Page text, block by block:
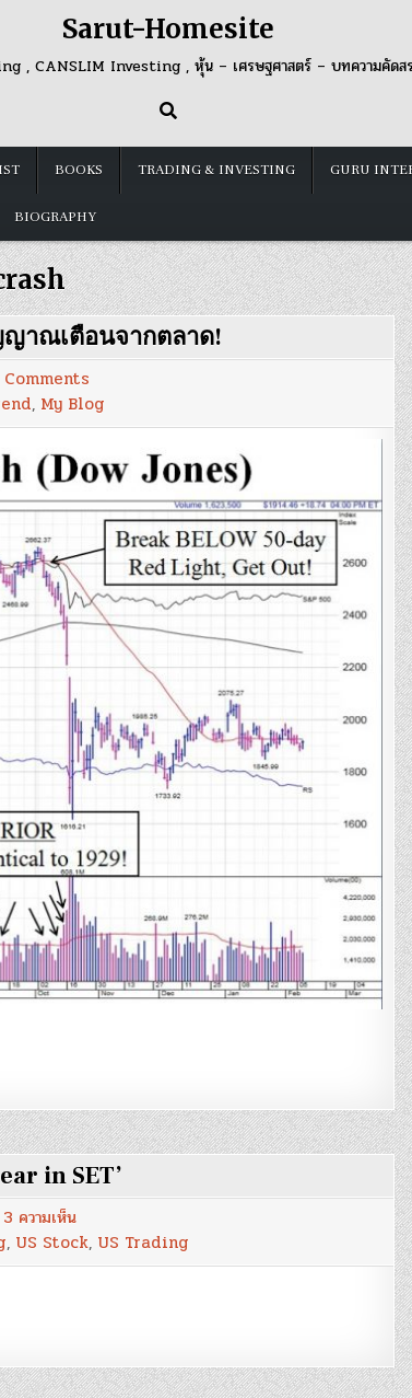
Sarut-Homesite
, CANSLIM Investing , หุ้น – เศรษฐศาสตร์ – บทความคัดส
BOOKS TRADING & INVESTING GURU
BIOGRAPHY
ญาณเตือนจากตลาด!
Blog
87
:
a
Crash
Looks
Like’
สัญญาณ
เตือน
ตลาด!
, My Blog
in SET’
3 ความเห็นบน
Blog
83
:
Bear
in
, US Stock, US Trading